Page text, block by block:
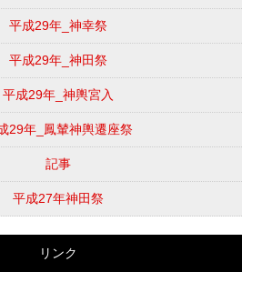
平成29年_神幸祭
平成29年_神田祭
平成29年_神輿宮入
29年_鳳輦神輿遷座祭
記事
平成27年神田祭
リンク